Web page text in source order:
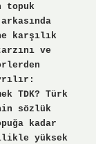
topuk
karşılık
ve
TDK? Türk
sözlük
kadar
yüksek